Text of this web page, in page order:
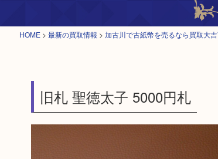
HOME > 最新の買取情報 > 加古川で古紙幣を売るなら買取大
旧札 聖徳太子 5000円札